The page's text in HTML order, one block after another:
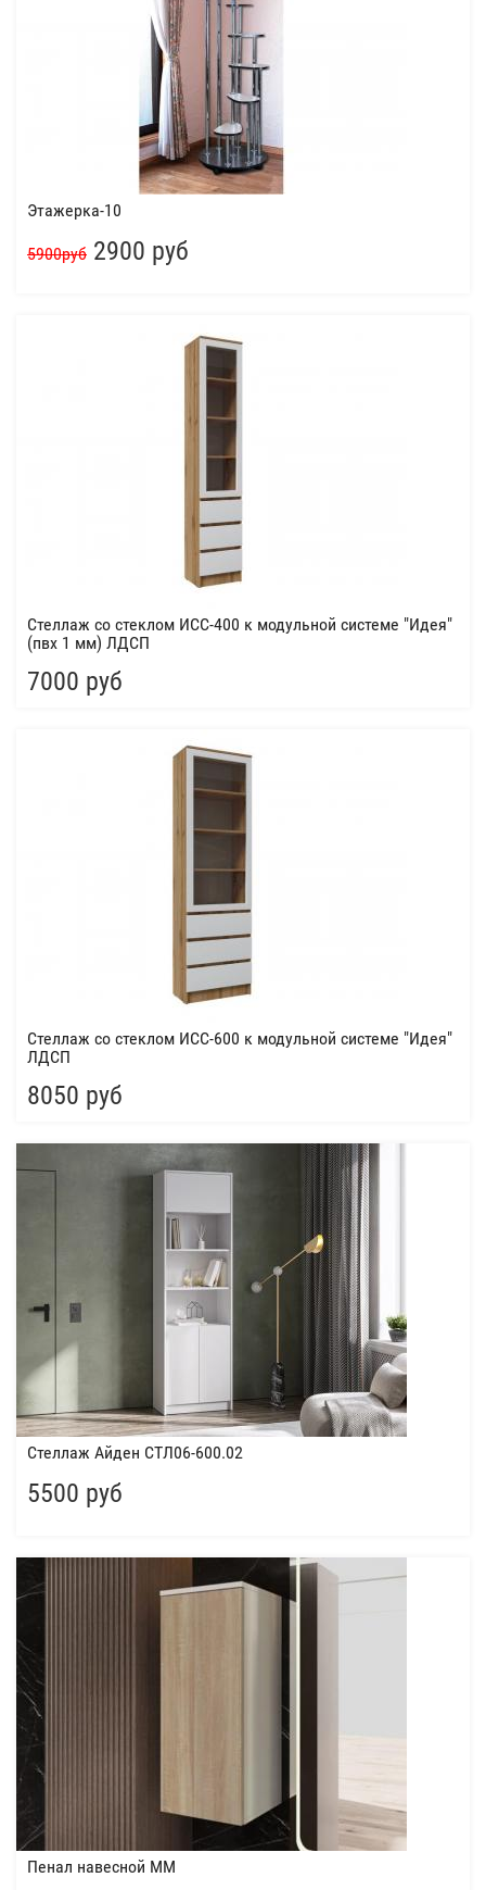
Этажерка-10
5900руб 2900 руб
Стеллаж со стеклом ИСС-400 к модульной системе "Идея"
(пвх 1 мм) ЛДСП
7000 руб
Стеллаж со стеклом ИСС-600 к модульной системе "Идея"
ЛДСП
8050 руб
Стеллаж Айден СТЛ06-600.02
5500 руб
Пенал навесной ММ